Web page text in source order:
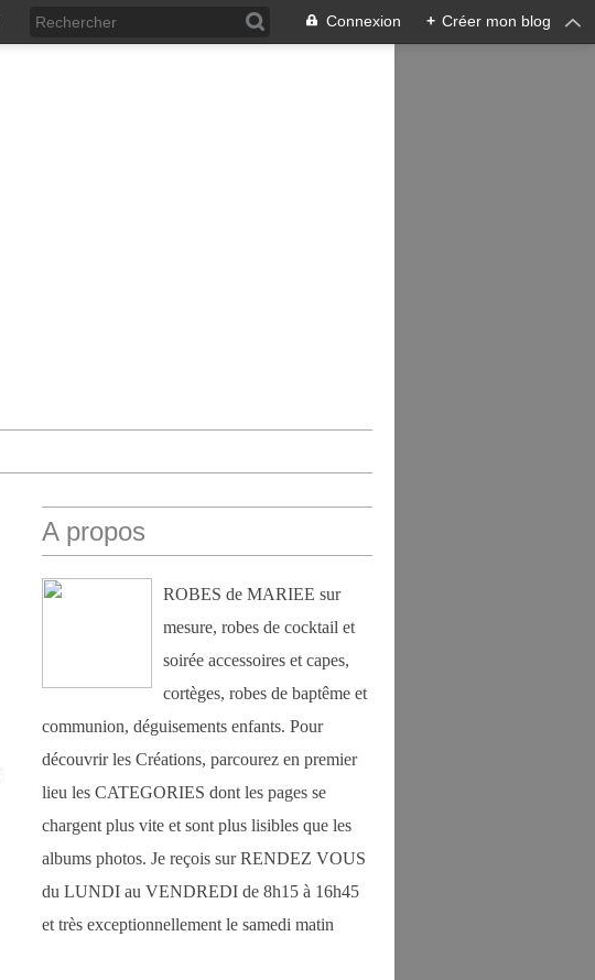
Connexion + Créer mon blog
A propos
ROBES de MARIEE sur
mesure, robes de cocktail et
soirée accessoires et capes,
cortèges, robes de baptême et
communion, déguisements enfants. Pour
découvrir les Créations, parcourez en premier
lieu les CATEGORIES dont les pages se
chargent plus vite et sont plus lisibles que les
albums photos. Je reçois sur RENDEZ VOUS
du LUNDI au VENDREDI de 8h15 à 16h45
et très exceptionnellement le samedi matin